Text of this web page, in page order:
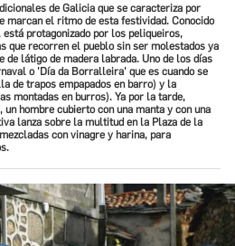
de Galicia que se caracteriza por
marcan el ritmo de esta festividad. Conocido
está protagonizado por los peliqueiros,
que recorren el pueblo sin ser molestados ya
de látigo de madera labrada. Uno de los días
o 'Día da Borralleira' que es cuando se
de trapos empapados en barro) y la
montadas en burros). Ya por la tarde,
hombre cubierto con una manta y con una
lanza sobre la multitud en la Plaza de la
con vinagre y harina, para